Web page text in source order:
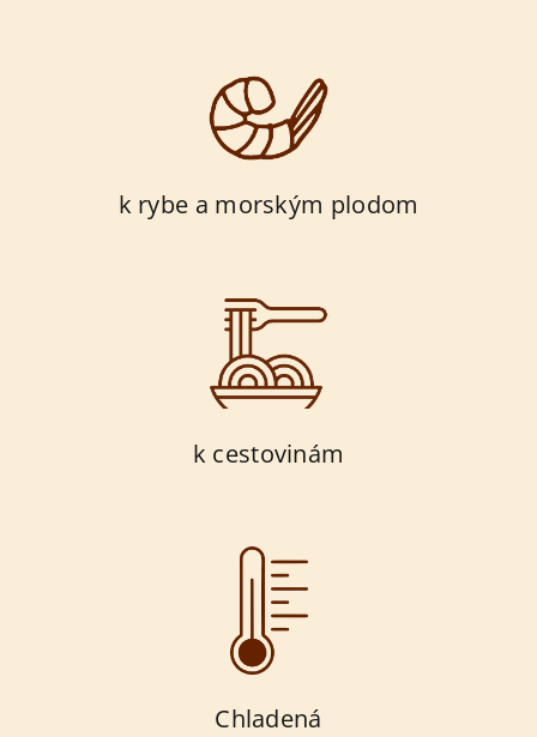
k rybe a morským plodom
k cestovinám
Chladená